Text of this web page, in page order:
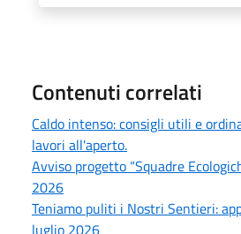
Contenuti correlati
Caldo intenso: consigli utili e
lavori all'aperto.
Avviso progetto “Squadre
2026
Teniamo puliti i Nostri Sentieri:
luglio 2026